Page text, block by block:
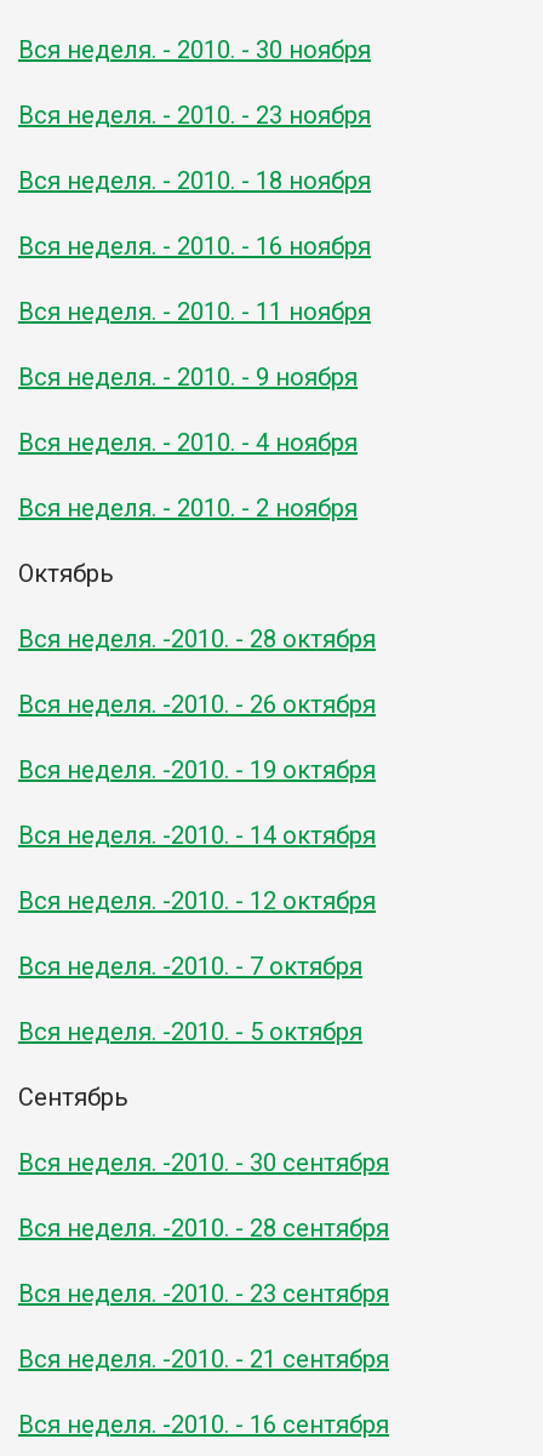
Вся неделя. - 2010. - 30 ноября
Вся неделя. - 2010. - 23 ноября
Вся неделя. - 2010. - 18 ноября
Вся неделя. - 2010. - 16 ноября
Вся неделя. - 2010. - 11 ноября
Вся неделя. - 2010. - 9 ноября
Вся неделя. - 2010. - 4 ноября
Вся неделя. - 2010. - 2 ноября
Октябрь
Вся неделя. -2010. - 28 октября
Вся неделя. -2010. - 26 октября
Вся неделя. -2010. - 19 октября
Вся неделя. -2010. - 14 октября
Вся неделя. -2010. - 12 октября
Вся неделя. -2010. - 7 октября
Вся неделя. -2010. - 5 октября
Сентябрь
Вся неделя. -2010. - 30 сентября
Вся неделя. -2010. - 28 сентября
Вся неделя. -2010. - 23 сентября
Вся неделя. -2010. - 21 сентября
Вся неделя. -2010. - 16 сентября